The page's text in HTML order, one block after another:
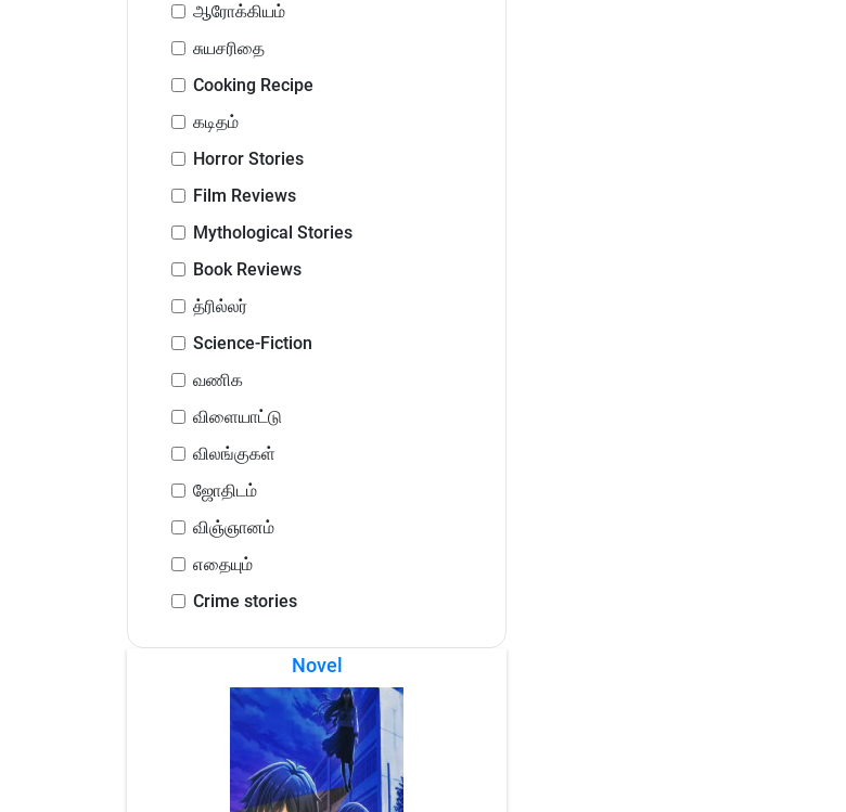
ஆரோக்கியம்
சுயசரிதை
Cooking Recipe
கடிதம்
Horror Stories
Film Reviews
Mythological Stories
Book Reviews
த்ரில்லர்
Science-Fiction
வணிக
விளையாட்டு
விலங்குகள்
ஜோதிடம்
விஞ்ஞானம்
எதையும்
Crime stories
Novel